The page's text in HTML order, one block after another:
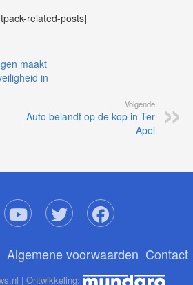
related-posts]
maakt
in
Volgende
Auto belandt op de kop in Ter
Apel
Algemene voorwaarden Contact
| Ontwikkeling: